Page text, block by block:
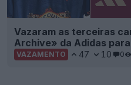
Vazaram as terceiras
Archive» da Adidas
VAZAMENTO 47 10 0